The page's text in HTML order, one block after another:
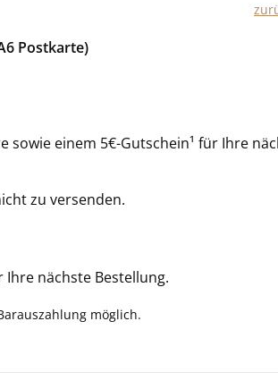
Postkarte)
einem 5€-Gutschein¹ für Ihre
zu versenden.
nächste Bestellung.
möglich.